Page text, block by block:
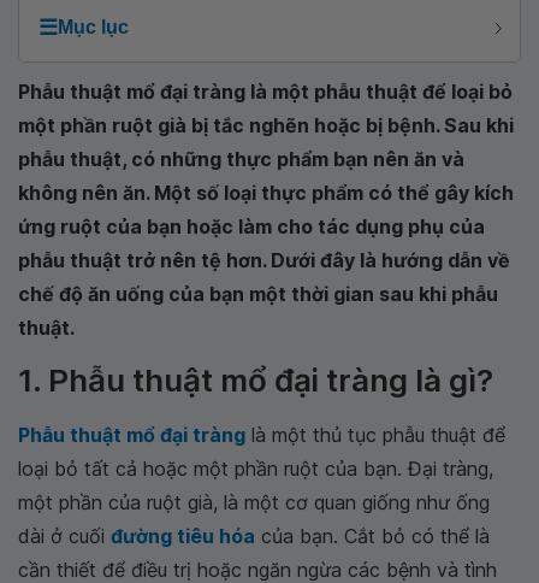
☰Mục lục
Phẫu thuật mổ đại tràng là một phẫu thuật để loại bỏ
một phần ruột già bị tắc nghẽn hoặc bị bệnh. Sau khi
phẫu thuật, có những thực phẩm bạn nên ăn và
không nên ăn. Một số loại thực phẩm có thể gây kích
ứng ruột của bạn hoặc làm cho tác dụng phụ của
phẫu thuật trở nên tệ hơn. Dưới đây là hướng dẫn về
chế độ ăn uống của bạn một thời gian sau khi phẫu
thuật.
1. Phẫu thuật mổ đại tràng là gì?
Phẫu thuật mổ đại tràng là một thủ tục phẫu thuật để
loại bỏ tất cả hoặc một phần ruột của bạn. Đại tràng,
một phần của ruột già, là một cơ quan giống như ống
dài ở cuối đường tiêu hóa của bạn. Cắt bỏ có thể là
cần thiết để điều trị hoặc ngăn ngừa các bệnh và tình